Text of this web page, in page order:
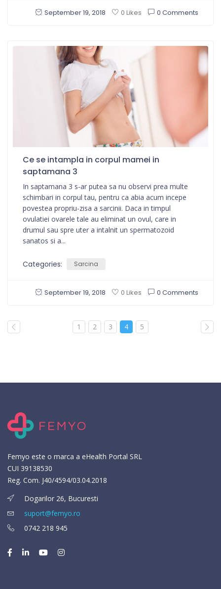
September 19, 2018 0 Likes 0 Comments
Ce se intampla in corpul mamei in
saptamana 3
In saptamana 3 s-ar putea sa nu observi prea multe
schimbari in corpul tau, pentru ca abia acum incepe
povestea propriu-zisa a sarcinii. Daca in timpul
ovulatiei ovarele tale au eliminat un ovul, care in
drumul sau spre uter a intalnit un spermatozoid
sanatos si a...
Categories: Sarcina
September 19, 2018 0 Likes 0 Comments
1 2 3 4 5
Femyo este o marca a eHealth Portal SRL
CUI 39138530
Reg. Com. J40/4594/03.04.2018
Dogarilor 26, Bucuresti
suport@femyo.ro
0742 218 945